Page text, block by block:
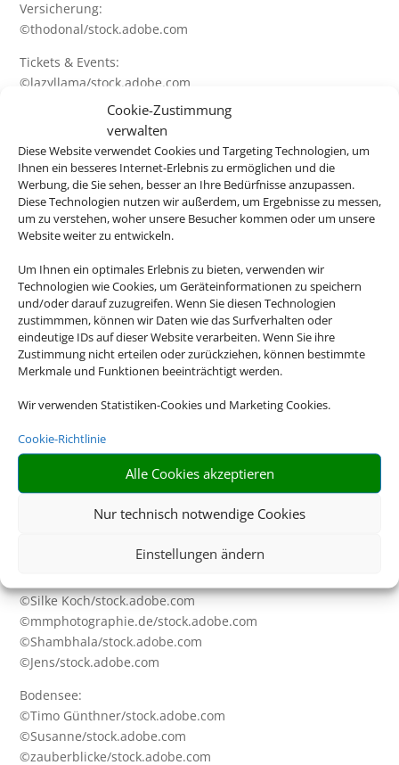
Cookie-Zustimmung
verwalten
Diese Website verwendet Cookies und Targeting Technologien, um
Ihnen ein besseres Internet-Erlebnis zu ermöglichen und die
Werbung, die Sie sehen, besser an Ihre Bedürfnisse anzupassen.
Diese Technologien nutzen wir außerdem, um Ergebnisse zu messen,
um zu verstehen, woher unsere Besucher kommen oder um unsere
Website weiter zu entwickeln.
Um Ihnen ein optimales Erlebnis zu bieten, verwenden wir
Technologien wie Cookies, um Geräteinformationen zu speichern
und/oder darauf zuzugreifen. Wenn Sie diesen Technologien
zustimmmen, können wir Daten wie das Surfverhalten oder
eindeutige IDs auf dieser Website verarbeiten. Wenn Sie ihre
Zustimmung nicht erteilen oder zurückziehen, können bestimmte
Merkmale und Funktionen beeinträchtigt werden.
Wir verwenden Statistiken-Cookies und Marketing Cookies.
Cookie-Richtlinie
Alle Cookies akzeptieren
Nur technisch notwendige Cookies
Einstellungen ändern
Versicherung:
©thodonal/stock.adobe.com
Tickets & Events:
©lazyllama/stock.adobe.com
Hotels + Hotel & Bahn:
©murattellioglu/stock.adobe.com
Ferienhaus:
©Maciej Czekajewski/stock.adobe.com
Charterflug + Linienflug:
©Jag_cz/stock.adobe.com
Deutschlandurlaub:
©JFL Photography/stock.adobe.com
©cityfoto24/stock.adobe.com
©mp1982_06/stock.adobe.com
©Silke Koch/stock.adobe.com
©karp5/stock.adobe.com
Portugal:
©peja/stock.adobe.com
©daliu/stock.adobe.com
©ppohudka/stock.adobe.com
©vickysp/stock.adobe.com
©DisobeyArt/stock.adobe.com
©Silke Koch/stock.adobe.com
©mmphotographie.de/stock.adobe.com
©Shambhala/stock.adobe.com
©Jens/stock.adobe.com
Bodensee:
©Timo Günthner/stock.adobe.com
©Susanne/stock.adobe.com
©zauberblicke/stock.adobe.com